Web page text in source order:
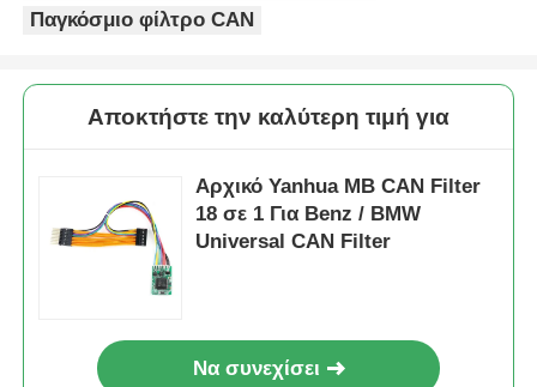
Μονόγωνη μηχανή κοπής
βασικός προγραμματιστής αυτοκινήτων
τσιπ αναμεταδοτών
Παγκόσμιο φίλτρο CAN
Αποκτήστε την καλύτερη τιμή για
Αρχικό Yanhua MB CAN Filter
18 σε 1 Για Benz / BMW
Universal CAN Filter
Να συνεχίσει